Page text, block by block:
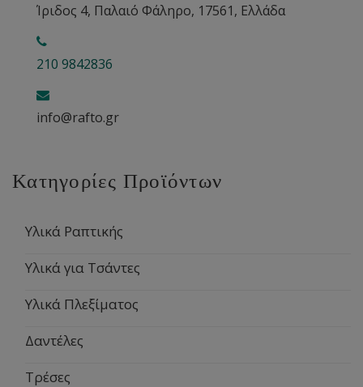
Ίριδος 4, Παλαιό Φάληρο, 17561, Ελλάδα
210 9842836
info@rafto.gr
Κατηγορίες Προϊόντων
Υλικά Ραπτικής
Υλικά για Τσάντες
Υλικά Πλεξίματος
Δαντέλες
Τρέσες